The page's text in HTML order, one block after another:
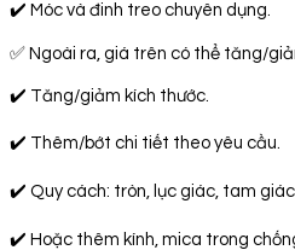
✔️ Móc và đinh treo chuyên dụng.
✅ Ngoài ra, giá trên có thể tăng/
✔️ Tăng/giảm kích thước.
✔️ Thêm/bớt chi tiết theo yêu cầu.
✔️ Quy cách: tròn, lục giác, tam
✔️ Hoặc thêm kính, mica trong